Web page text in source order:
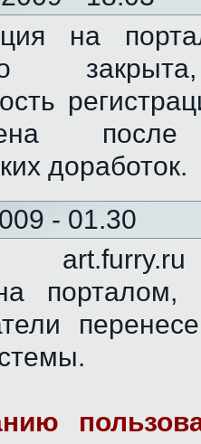
на
после
доработок.
- 01.30